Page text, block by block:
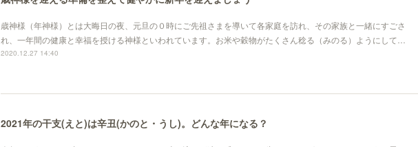
歳神様（年神様）とは大晦日の夜、元旦の０時にご先祖さまを導いて各家庭を訪れ、その家族と一緒にすごさ
れ、一年間の健康と幸福を授ける神様といわれています。お米や穀物がたくさん稔る（みのる）ようにして…
2020.12.27 14:40
2021年の干支(えと)は辛丑(かのと・うし)。どんな年になる？